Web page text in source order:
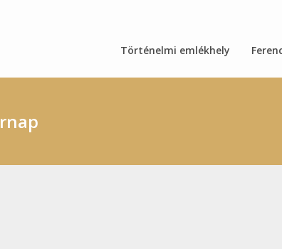
Történelmi emlékhely